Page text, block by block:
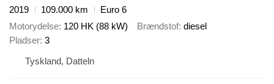
2019
109.000 km
Euro 6
Motorydelse 120 HK (88 kW) Brændstof diesel
Pladser 3
Tyskland, Datteln